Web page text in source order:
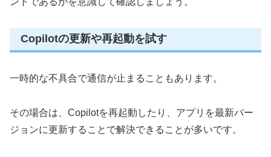
Copilotの更新や再起動を試す
一時的な不具合で通信が止まることもあります。
その場合は、Copilotを再起動したり、アプリを最新バー
ジョンに更新することで解決できることが多いです。